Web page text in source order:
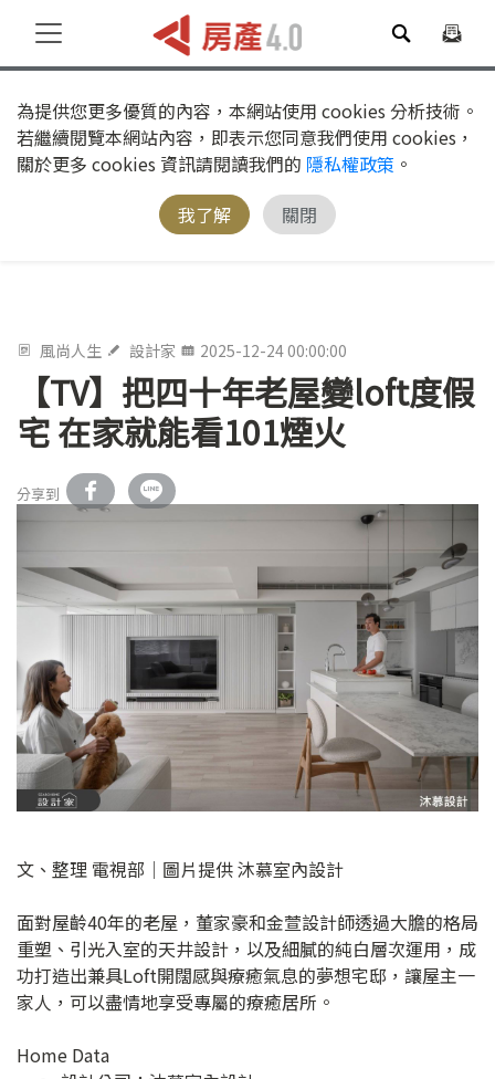
為提供您更多優質的內容，本網站使用 cookies 分析技術。
若繼續閱覽本網站內容，即表示您同意我們使用 cookies，
關於更多 cookies 資訊請閱讀我們的 隱私權政策 。
我了解
關閉
風尚人生 設計家 2025-12-24 00:00:00
【TV】把四十年老屋變loft度假
宅 在家就能看101煙火
分享到
文、整理 電視部│圖片提供 沐慕室內設計
面對屋齡40年的老屋，董家豪和金萱設計師透過大膽的格局
重塑、引光入室的天井設計，以及細膩的純白層次運用，成
功打造出兼具Loft開闊感與療癒氣息的夢想宅邸，讓屋主一
家人，可以盡情地享受專屬的療癒居所。
Home Data